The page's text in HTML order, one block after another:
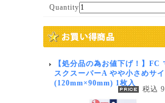
Quantity
【処分品の為お値下げ！】FC
スクスーパーA やや小さめサ
(120mm×90mm) 1枚入
税込